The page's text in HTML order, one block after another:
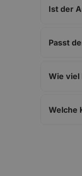
Ist der
Passt
Wie viel
Welche